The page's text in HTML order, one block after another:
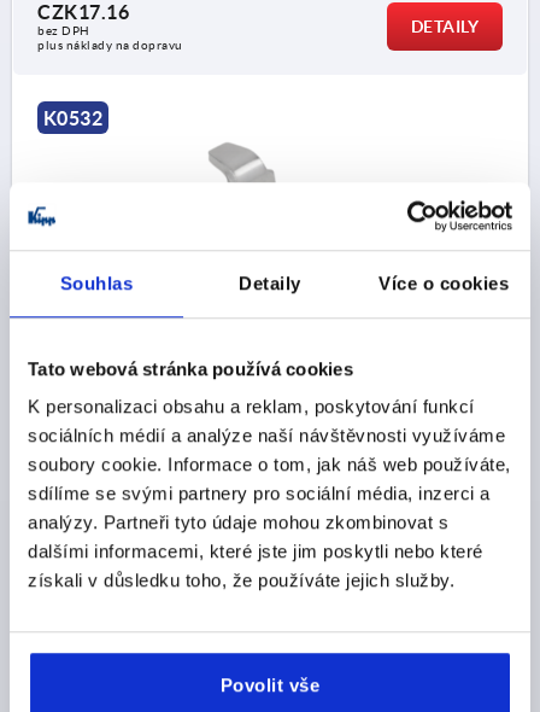
Souhlas Detaily Více o cookies
Tato webová stránka používá cookies
K personalizaci obsahu a reklam, poskytování funkcí
sociálních médií a analýze naší návštěvnosti využíváme
soubory cookie. Informace o tom, jak náš web používáte,
sdílíme se svými partnery pro sociální média, inzerci a
analýzy. Partneři tyto údaje mohou zkombinovat s
dalšími informacemi, které jste jim poskytli nebo které
získali v důsledku toho, že používáte jejich služby.
Povolit vše
CZK17.16
bez DPH
plus náklady na dopravu
DETAILY
K0532
JAZÝČEK BEZ DORAZU L=33, A=12-32 / 68-86, OCEL
VZDÁLENOST JAZÝČKU=12-32 / 68-86
ŠÍŘKA=19
B1=10
B2=8,2
DÉLKA JAZÝČKU=33
VHODNÝ K OTOČNÉ ZÁPADCE KIPP =K0531
CZK17.16
bez DPH
DETAILY